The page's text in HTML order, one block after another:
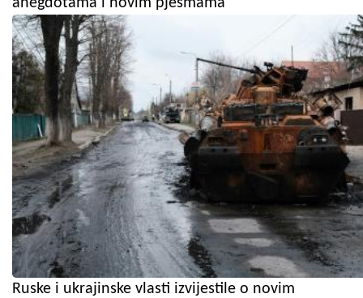
Ruske i ukrajinske vlasti izvijestile o novim